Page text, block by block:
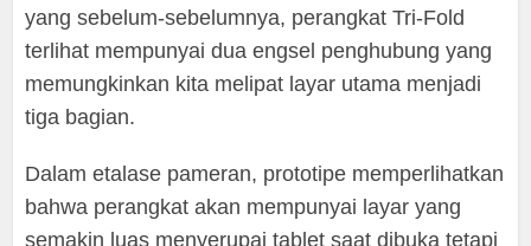
yang sebelum-sebelumnya, perangkat Tri-Fold
terlihat mempunyai dua engsel penghubung yang
memungkinkan kita melipat layar utama menjadi
tiga bagian.
Dalam etalase pameran, prototipe memperlihatkan
bahwa perangkat akan mempunyai layar yang
semakin luas menyerupai tablet saat dibuka tetapi